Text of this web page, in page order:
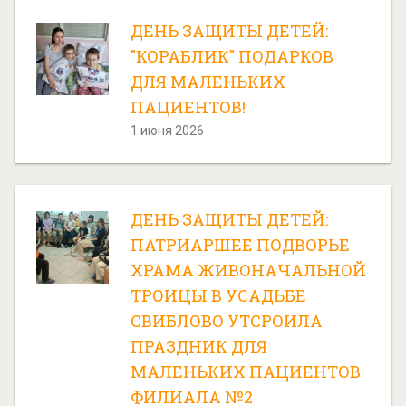
ДЕНЬ ЗАЩИТЫ ДЕТЕЙ:
"КОРАБЛИК" ПОДАРКОВ
ДЛЯ МАЛЕНЬКИХ
ПАЦИЕНТОВ!
1 июня 2026
ДЕНЬ ЗАЩИТЫ ДЕТЕЙ:
ПАТРИАРШЕЕ ПОДВОРЬЕ
ХРАМА ЖИВОНАЧАЛЬНОЙ
ТРОИЦЫ В УСАДЬБЕ
СВИБЛОВО УТСРОИЛА
ПРАЗДНИК ДЛЯ
МАЛЕНЬКИХ ПАЦИЕНТОВ
ФИЛИАЛА №2